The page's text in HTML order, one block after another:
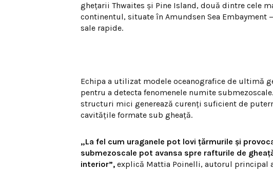
ghețarii Thwaites și Pine Island, două dintre cele
continentul, situate în Amundsen Sea
sale rapide.
Echipa a utilizat modele oceanografice de ultimă
pentru a detecta fenomenele numite
structuri mici generează curenți suficient de
cavitățile formate sub gheață.
„La fel cum uraganele pot lovi țărmurile și
submezoscale pot avansa spre rafturile de
interior”, explică Mattia Poinelli, autorul principal